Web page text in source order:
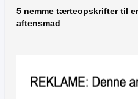
5 nemme tærteopskrifter til
aftensmad